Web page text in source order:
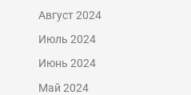
Август 2024
Июль 2024
Июнь 2024
Май 2024